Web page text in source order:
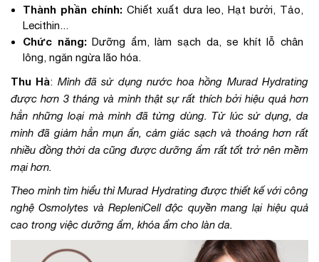
Thành phần chính: Chiết xuất dưa leo, Hạt bưởi, Tảo,
Lecithin...
Chức năng:Dưỡng ẩm, làm sạch da, se khít lỗ chân
lông, ngăn ngừa lão hóa.
Thu Hà: Mình đã sử dụng nước hoa hồng Murad Hydrating
được hơn 3 tháng và mình thật sự rất thích bởi hiệu quả hơn
hẳn những loại mà mình đã từng dùng. Từ lúc sử dụng, da
mình đã giảm hẳn mụn ẩn, cảm giác sạch và thoáng hơn rất
nhiều đồng thời da cũng được dưỡng ẩm rất tốt trở nên mềm
mại hơn.
Theo mình tìm hiểu thì Murad Hydrating được thiết kế với công
nghệ Osmolytes và RepleniCell độc quyền mang lại hiệu quả
cao trong việc dưỡng ẩm, khóa ẩm cho làn da.